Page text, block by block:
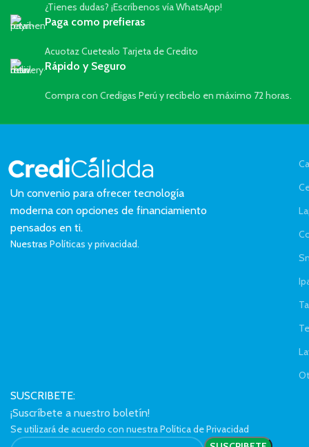
¿Tienes dudas? ¡Escríbenos vía WhatsApp!
Paga como prefieras
Acuotaz Cuetealo Tarjeta de Credito
Rápido y Seguro
Compra con Credigas Perú y recíbelo en máximo 72 horas.
Un convenio para ofrecer tecnología
moderna con opciones de financiamiento
pensados en ti.
Nuestras Políticas y privacidad.
SUSCRIBETE:
¡Suscríbete a nuestro boletín!
Se utilizará de acuerdo con nuestra Política de Privacidad